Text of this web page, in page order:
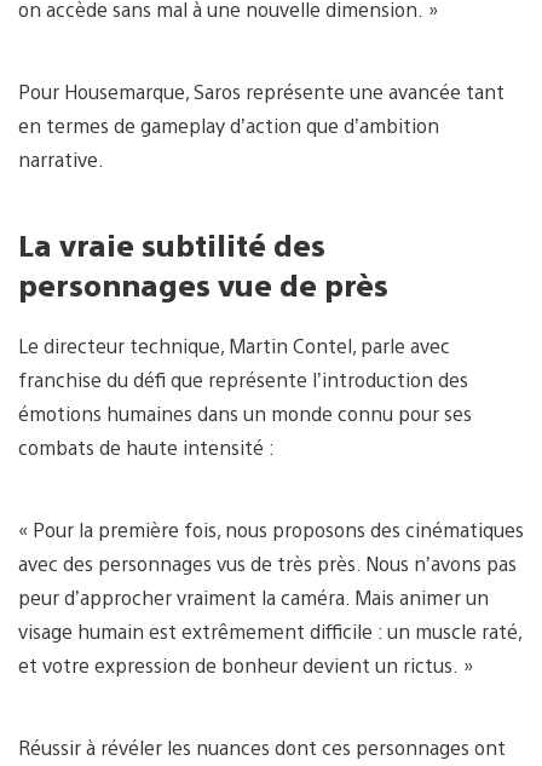
on accède sans mal à une nouvelle dimension. »
Pour Housemarque, Saros représente une avancée tant
en termes de gameplay d’action que d’ambition
narrative.
La vraie subtilité des
personnages vue de près
Le directeur technique, Martin Contel, parle avec
franchise du défi que représente l’introduction des
émotions humaines dans un monde connu pour ses
combats de haute intensité :
« Pour la première fois, nous proposons des cinématiques
avec des personnages vus de très près. Nous n’avons pas
peur d’approcher vraiment la caméra. Mais animer un
visage humain est extrêmement difficile : un muscle raté,
et votre expression de bonheur devient un rictus. »
Réussir à révéler les nuances dont ces personnages ont